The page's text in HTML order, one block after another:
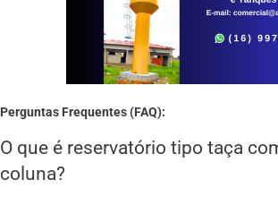
Perguntas Frequentes (FAQ):
O que é reservatório tipo taça
coluna?